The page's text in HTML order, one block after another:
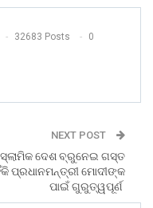
32683 Posts 0
NEXT POST
ଦେଶ ବ୍ରୁନେଇ ଗସ୍ତ
ପ୍ରଧାନମନ୍ତ୍ରୀ ମୋଦୀଙ୍କ
ପାଇଁ ଗୁରୁତ୍ୱପୂର୍ଣ